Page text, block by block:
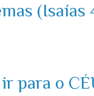
(Isaías
para o